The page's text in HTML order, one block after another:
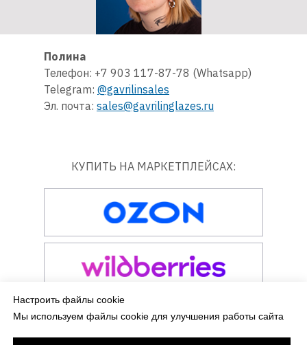
КУПИТЬ НА МАРКЕТПЛЕЙСАХ:
Полина
Телефон: +7 903 117-87-78 (Whatsapp)
Telegram: @gavrilinsales
Эл. почта: sales@gavrilinglazes.ru
Настроить файлы cookie
Мы используем файлы cookie для улучшения работы сайта